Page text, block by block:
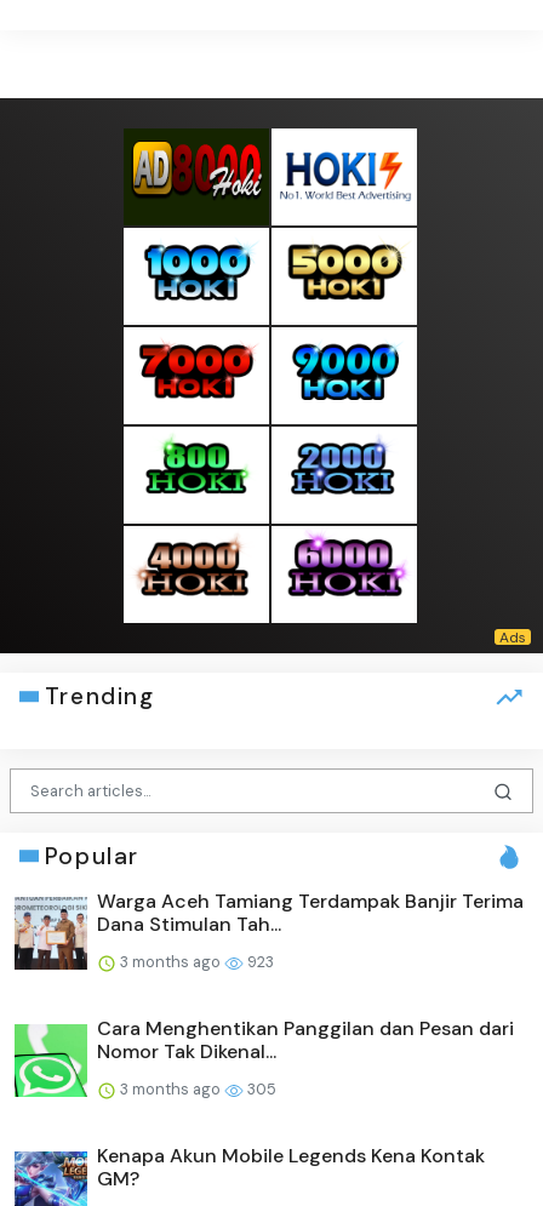
Trending
Popular
Warga Aceh Tamiang Terdampak Banjir Terima
Dana Stimulan Tah...
3 months ago 923
Cara Menghentikan Panggilan dan Pesan dari
Nomor Tak Dikenal...
3 months ago 305
Kenapa Akun Mobile Legends Kena Kontak
GM?